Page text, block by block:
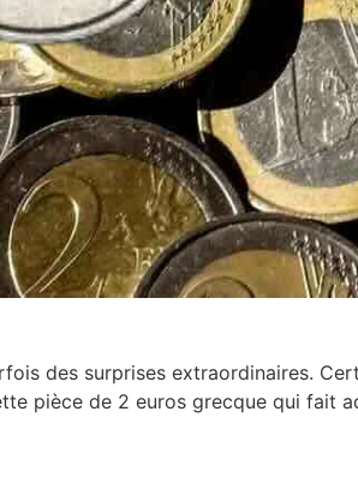
des surprises extraordinaires.
pièce de 2 euros grecque qui fait